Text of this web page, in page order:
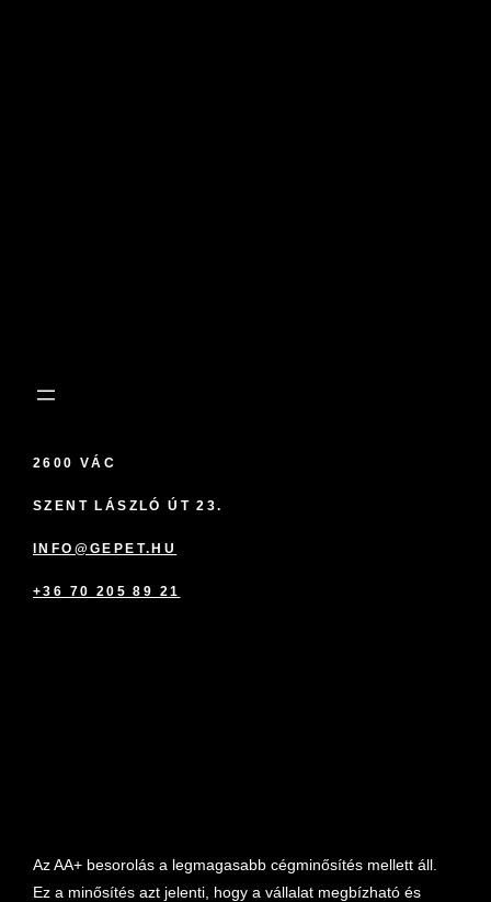
2600 VÁC
SZENT LÁSZLÓ ÚT 23.
INFO@GEPET.HU
+36 70 205 89 21
Az AA+ besorolás a legmagasabb cégminősítés mellett áll.
Ez a minősítés azt jelenti, hogy a vállalat megbízható és